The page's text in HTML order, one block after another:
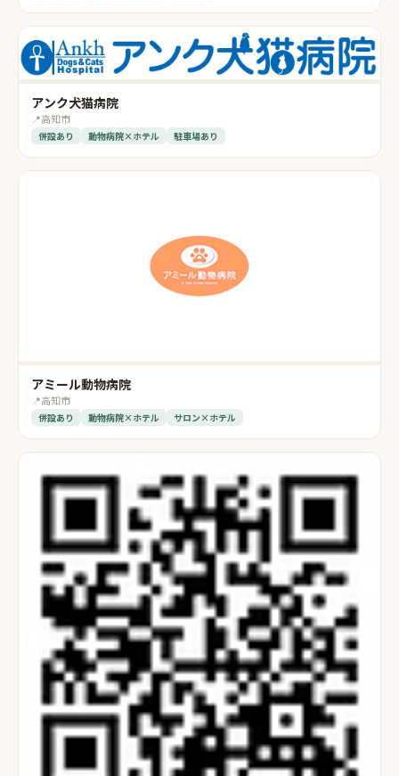
アンク犬猫病院
📍高知市
併設あり 動物病院×ホテル 駐車場あり
アミール動物病院
📍高知市
併設あり 動物病院×ホテル サロン×ホテル